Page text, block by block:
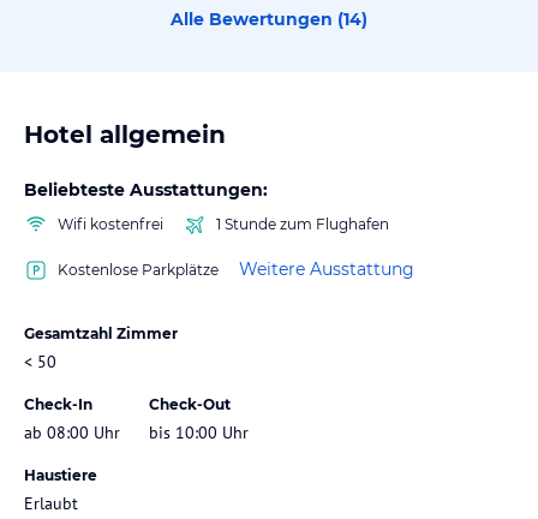
Alle Bewertungen (14)
Hotel allgemein
Beliebteste Ausstattungen:
Wifi kostenfrei 1 Stunde zum Flughafen
Kostenlose Parkplätze Weitere Ausstattung
Gesamtzahl Zimmer
< 50
Check-In
ab 08:00 Uhr
Check-Out
bis 10:00 Uhr
Haustiere
Erlaubt